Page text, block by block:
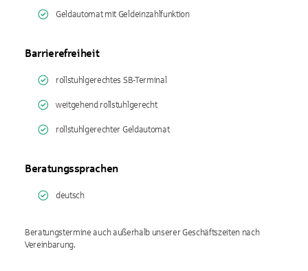
Geldautomat mit Geldeinzahlfunktion
Barrierefreiheit
rollstuhlgerechtes SB-Terminal
weitgehend rollstuhlgerecht
rollstuhlgerechter Geldautomat
Beratungssprachen
deutsch
Beratungstermine auch außerhalb unserer Geschäftszeiten nach
Vereinbarung.